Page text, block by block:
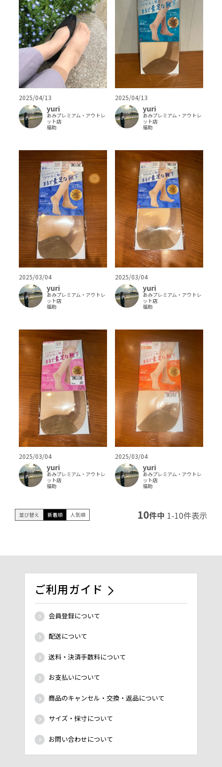
2025/04/13
yuri
あみプレミアム・アウトレ
ット店
福助
2025/04/13
yuri
あみプレミアム・アウトレ
ット店
福助
2025/03/04
yuri
あみプレミアム・アウトレ
ット店
福助
2025/03/04
yuri
あみプレミアム・アウトレ
ット店
福助
2025/03/04
yuri
あみプレミアム・アウトレ
ット店
福助
2025/03/04
yuri
あみプレミアム・アウトレ
ット店
福助
並び替え 新着順 人気順 10件中 1-10件表示
ご利用ガイド
会員登録について
配送について
送料・決済手数料について
お支払いについて
商品のキャンセル・交換・返品について
サイズ・採寸について
お問い合わせについて